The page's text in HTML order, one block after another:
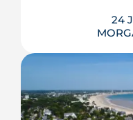
24